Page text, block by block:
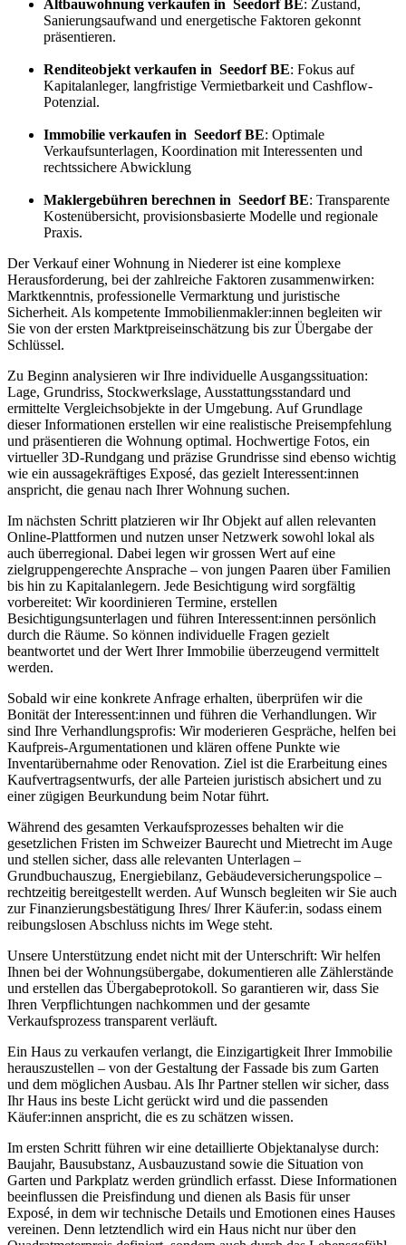
Altbauwohnung verkaufen in Seedorf BE: Zustand,
Sanierungsaufwand und energetische Faktoren gekonnt
präsentieren.
Renditeobjekt verkaufen in Seedorf BE: Fokus auf
Kapitalanleger, langfristige Vermietbarkeit und Cashflow-
Potenzial.
Immobilie verkaufen in Seedorf BE: Optimale
Verkaufsunterlagen, Koordination mit Interessenten und
rechtssichere Abwicklung
Maklergebühren berechnen in Seedorf BE: Transparente
Kostenübersicht, provisionsbasierte Modelle und regionale
Praxis.
Der Verkauf einer Wohnung in Niederer ist eine komplexe
Herausforderung, bei der zahlreiche Faktoren zusammenwirken:
Marktkenntnis, professionelle Vermarktung und juristische
Sicherheit. Als kompetente Immobilienmakler:innen begleiten wir
Sie von der ersten Marktpreiseinschätzung bis zur Übergabe der
Schlüssel.
Zu Beginn analysieren wir Ihre individuelle Ausgangssituation:
Lage, Grundriss, Stockwerkslage, Ausstattungsstandard und
ermittelte Vergleichsobjekte in der Umgebung. Auf Grundlage
dieser Informationen erstellen wir eine realistische Preisempfehlung
und präsentieren die Wohnung optimal. Hochwertige Fotos, ein
virtueller 3D-Rundgang und präzise Grundrisse sind ebenso wichtig
wie ein aussagekräftiges Exposé, das gezielt Interessent:innen
anspricht, die genau nach Ihrer Wohnung suchen.
Im nächsten Schritt platzieren wir Ihr Objekt auf allen relevanten
Online-Plattformen und nutzen unser Netzwerk sowohl lokal als
auch überregional. Dabei legen wir grossen Wert auf eine
zielgruppengerechte Ansprache – von jungen Paaren über Familien
bis hin zu Kapitalanlegern. Jede Besichtigung wird sorgfältig
vorbereitet: Wir koordinieren Termine, erstellen
Besichtigungsunterlagen und führen Interessent:innen persönlich
durch die Räume. So können individuelle Fragen gezielt
beantwortet und der Wert Ihrer Immobilie überzeugend vermittelt
werden.
Sobald wir eine konkrete Anfrage erhalten, überprüfen wir die
Bonität der Interessent:innen und führen die Verhandlungen. Wir
sind Ihre Verhandlungsprofis: Wir moderieren Gespräche, helfen bei
Kaufpreis-Argumentationen und klären offene Punkte wie
Inventarübernahme oder Renovation. Ziel ist die Erarbeitung eines
Kaufvertragsentwurfs, der alle Parteien juristisch absichert und zu
einer zügigen Beurkundung beim Notar führt.
Während des gesamten Verkaufsprozesses behalten wir die
gesetzlichen Fristen im Schweizer Baurecht und Mietrecht im Auge
und stellen sicher, dass alle relevanten Unterlagen –
Grundbuchauszug, Energiebilanz, Gebäudeversicherungspolice –
rechtzeitig bereitgestellt werden. Auf Wunsch begleiten wir Sie auch
zur Finanzierungsbestätigung Ihres/ Ihrer Käufer:in, sodass einem
reibungslosen Abschluss nichts im Wege steht.
Unsere Unterstützung endet nicht mit der Unterschrift: Wir helfen
Ihnen bei der Wohnungsübergabe, dokumentieren alle Zählerstände
und erstellen das Übergabeprotokoll. So garantieren wir, dass Sie
Ihren Verpflichtungen nachkommen und der gesamte
Verkaufsprozess transparent verläuft.
Ein Haus zu verkaufen verlangt, die Einzigartigkeit Ihrer Immobilie
herauszustellen – von der Gestaltung der Fassade bis zum Garten
und dem möglichen Ausbau. Als Ihr Partner stellen wir sicher, dass
Ihr Haus ins beste Licht gerückt wird und die passenden
Käufer:innen anspricht, die es zu schätzen wissen.
Im ersten Schritt führen wir eine detaillierte Objektanalyse durch:
Baujahr, Bausubstanz, Ausbauzustand sowie die Situation von
Garten und Parkplatz werden gründlich erfasst. Diese Informationen
beeinflussen die Preisfindung und dienen als Basis für unser
Exposé, in dem wir technische Details und Emotionen eines Hauses
vereinen. Denn letztendlich wird ein Haus nicht nur über den